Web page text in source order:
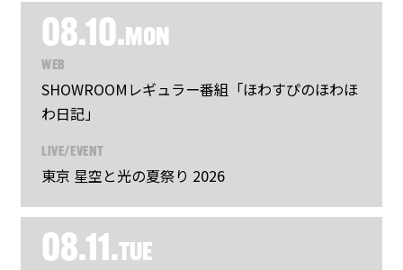
08.10.MON
WEB
SHOWROOMレギュラー番組「ほわすぴのほわほ
わ日記」
LIVE/EVENT
東京 星空と光の夏祭り 2026
08.11.TUE